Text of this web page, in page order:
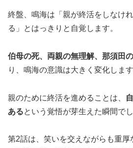
終盤、鳴海は「親が終活をしなけ
る」とはっきりと自覚します。
伯母の死、両親の無理解、那須田
り、鳴海の意識は大きく変化します
親のために終活を進めることは、
あるという覚悟が芽生えた瞬間でし
第2話は、笑いを交えながらも重厚